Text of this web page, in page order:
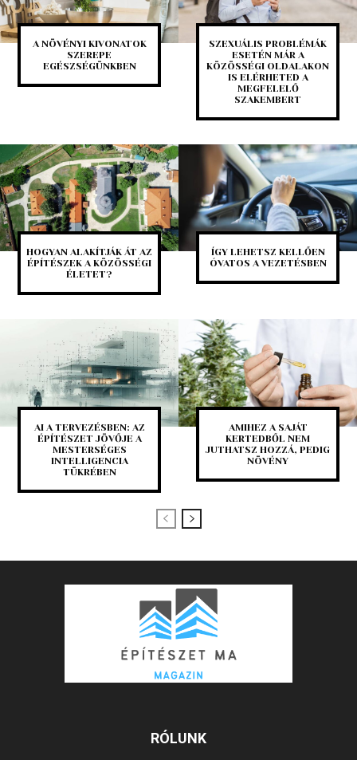
A NÖVÉNYI KIVONATOK
SZEREPE
EGÉSZSÉGÜNKBEN
SZEXUÁLIS PROBLÉMÁK
ESETÉN MÁR A
KÖZÖSSÉGI OLDALAKON
IS ELÉRHETED A
MEGFELELŐ
SZAKEMBERT
HOGYAN ALAKÍTJÁK ÁT AZ
ÉPÍTÉSZEK A KÖZÖSSÉGI
ÉLETET?
ÍGY LEHETSZ KELLŐEN
ÓVATOS A VEZETÉSBEN
AI A TERVEZÉSBEN: AZ
ÉPÍTÉSZET JÖVŐJE A
MESTERSÉGES
INTELLIGENCIA
TÜKRÉBEN
AMIHEZ A SAJÁT
KERTEDBŐL NEM
JUTHATSZ HOZZÁ, PEDIG
NÖVÉNY
RÓLUNK